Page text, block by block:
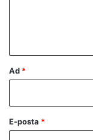
Ad *
E-posta *